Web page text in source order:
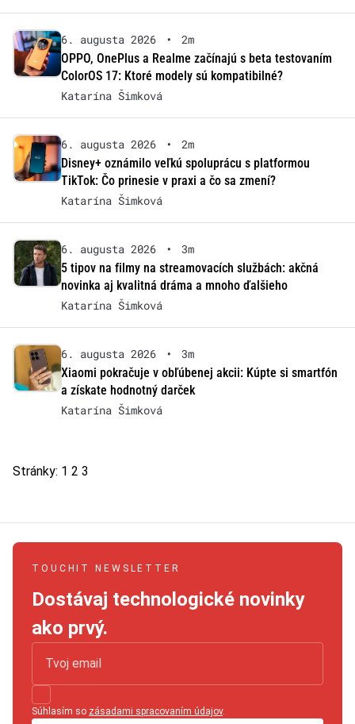
6. augusta 2026 •
2m
OPPO, OnePlus a Realme začínajú s beta testovaním
ColorOS 17: Ktoré modely sú kompatibilné?
Katarína Šimková
6. augusta 2026 •
2m
Disney+ oznámilo veľkú spoluprácu s platformou
TikTok: Čo prinesie v praxi a čo sa zmení?
Katarína Šimková
6. augusta 2026 •
3m
5 tipov na filmy na streamovacích službách: akčná
novinka aj kvalitná dráma a mnoho ďalšieho
Katarína Šimková
6. augusta 2026 •
3m
Xiaomi pokračuje v obľúbenej akcii: Kúpte si smartfón
a získate hodnotný darček
Katarína Šimková
Stránky: 1 2 3
TOUCHIT NEWSLETTER
Dostávaj technologické novinky
ako prvý.
Súhlasím so zásadami spracovaním údajov.